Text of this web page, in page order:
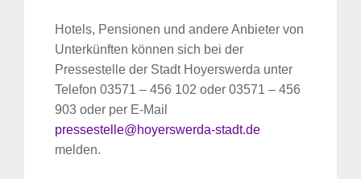
Hotels, Pensionen und andere Anbieter von
Unterkünften können sich bei der
Pressestelle der Stadt Hoyerswerda unter
Telefon 03571 – 456 102 oder 03571 – 456
903 oder per E-Mail
pressestelle@hoyerswerda-stadt.de
melden.